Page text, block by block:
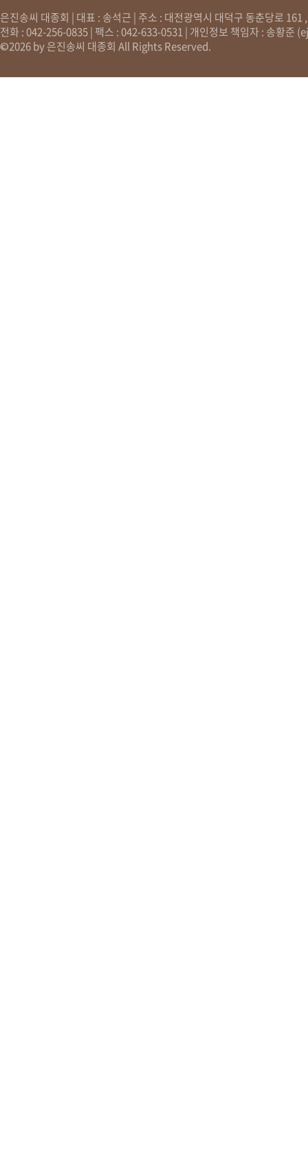
은진송씨 대종회 | 대표 : 송석근 | 주소 : 대전광역시 대덕구 동춘당로
전화 : 042-256-0835 | 팩스 : 042-633-0531 | 개인정보 책임자 : 송황준 (
©2026 by 은진송씨 대종회 All Rights Reserved.